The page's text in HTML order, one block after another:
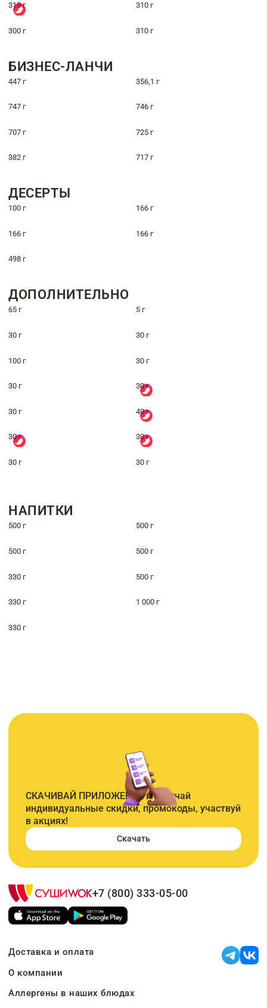
310 г 310 г
300 г 310 г
БИЗНЕС-ЛАНЧИ
447 г 356,1 г
747 г 746 г
707 г 725 г
382 г 717 г
ДЕСЕРТЫ
100 г 166 г
166 г 166 г
498 г
ДОПОЛНИТЕЛЬНО
65 г 5 г
30 г 30 г
100 г 30 г
30 г 30 г
30 г 40 г
30 г 30 г
30 г 30 г
НАПИТКИ
500 г 500 г
500 г 500 г
330 г 500 г
330 г 1 000 г
330 г
СКАЧИВАЙ ПРИЛОЖЕНИЕ и получай
индивидуальные скидки, промокоды, участвуй
в акциях!
Скачать
+7 (800) 333-05-00
Доставка и оплата
О компании
Аллергены в наших блюдах